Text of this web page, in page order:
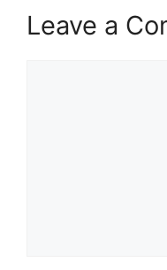
Leave a